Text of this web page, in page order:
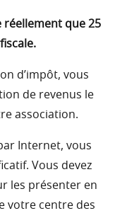
réellement que 25
d’impôt, vous
de revenus le
association.
Internet, vous
Vous devez
les présenter en
votre centre des